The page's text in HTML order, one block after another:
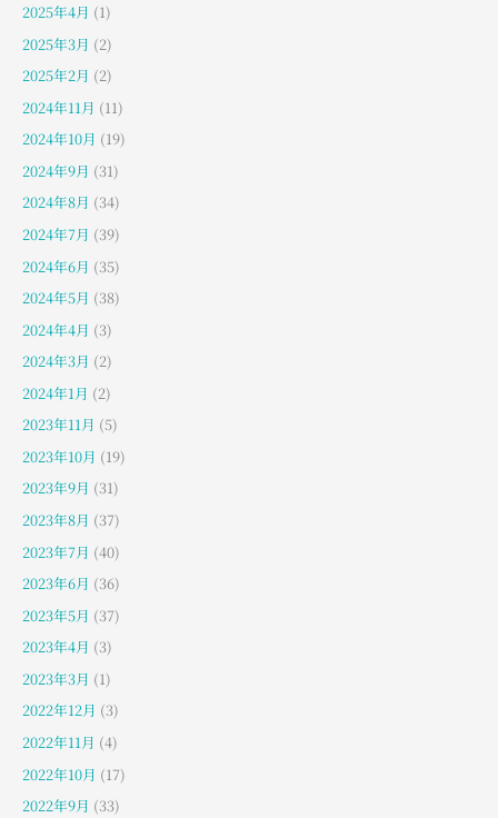
2025年4月 (1)
2025年3月 (2)
2025年2月 (2)
2024年11月 (11)
2024年10月 (19)
2024年9月 (31)
2024年8月 (34)
2024年7月 (39)
2024年6月 (35)
2024年5月 (38)
2024年4月 (3)
2024年3月 (2)
2024年1月 (2)
2023年11月 (5)
2023年10月 (19)
2023年9月 (31)
2023年8月 (37)
2023年7月 (40)
2023年6月 (36)
2023年5月 (37)
2023年4月 (3)
2023年3月 (1)
2022年12月 (3)
2022年11月 (4)
2022年10月 (17)
2022年9月 (33)